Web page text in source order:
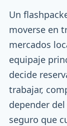
Un
moverse en
mercados
equipaje
decide
trabajar,
depender
seguro que